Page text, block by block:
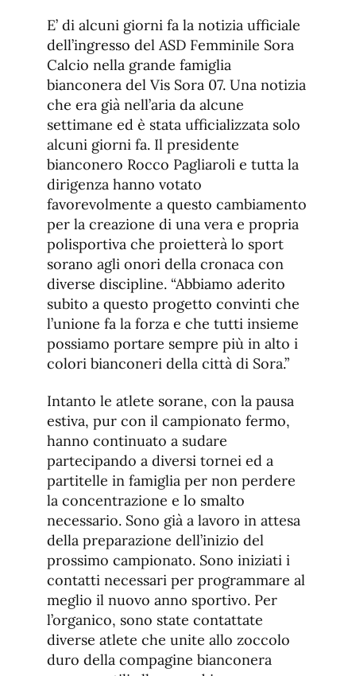
de
fuente
de
fuente.
E’ di alcuni giorni fa la notizia ufficiale
dell’ingresso del ASD Femminile Sora
Calcio nella grande famiglia
bianconera del Vis Sora 07. Una notizia
che era già nell’aria da alcune
settimane ed è stata ufficializzata solo
alcuni giorni fa. Il presidente
bianconero Rocco Pagliaroli e tutta la
dirigenza hanno votato
favorevolmente a questo cambiamento
per la creazione di una vera e propria
polisportiva che proietterà lo sport
sorano agli onori della cronaca con
diverse discipline. “Abbiamo aderito
subito a questo progetto convinti che
l’unione fa la forza e che tutti insieme
possiamo portare sempre più in alto i
colori bianconeri della città di Sora.”
Intanto le atlete sorane, con la pausa
estiva, pur con il campionato fermo,
hanno continuato a sudare
partecipando a diversi tornei ed a
partitelle in famiglia per non perdere
la concentrazione e lo smalto
necessario. Sono già a lavoro in attesa
della preparazione dell’inizio del
prossimo campionato. Sono iniziati i
contatti necessari per programmare al
meglio il nuovo anno sportivo. Per
l’organico, sono state contattate
diverse atlete che unite allo zoccolo
duro della compagine bianconera